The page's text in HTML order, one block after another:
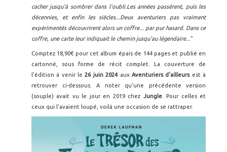
cacher jusqu'à sombrer dans l'oubli.Les années passèrent, puis les
décennies, et enfin les siècles...Deux aventuriers pas vraiment
expérimentés découvrirent alors un coffre... par pur hasard. Dans ce
coffre, une carte leur indiquait le chemin jusqu'au légendaire..."
Comptez 18,90€ pour cet album épais de 144 pages et publié en
cartonné, sous forme de récit complet. La couverture de
l'édition à venir le26 juin 2024 aux Aventuriers d'ailleurs est à
retrouver ci-dessous. A noter qu'une précédente version
(souple) avait vu le jour en 2019 chez Jungle. Pour celles et
ceux qui l'avaient loupé, voilà une occasion de se rattraper.